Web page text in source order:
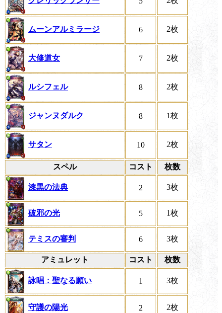
ムーンアルミラージ 6 2枚
大修道女 7 2枚
ルシフェル 8 2枚
ジャンヌダルク 8 1枚
サタン 10 2枚
スペル コスト 枚数
漆黒の法典 2 3枚
破邪の光 5 1枚
テミスの審判 6 3枚
アミュレット コスト 枚数
詠唱：聖なる願い 1 3枚
守護の陽光 2 2枚